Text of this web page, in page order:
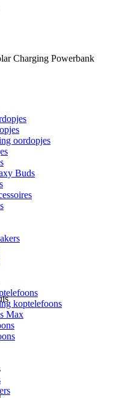
oordopjes
Buds
koptelefoons
Max
Charging Powerbank